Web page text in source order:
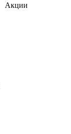
Акции